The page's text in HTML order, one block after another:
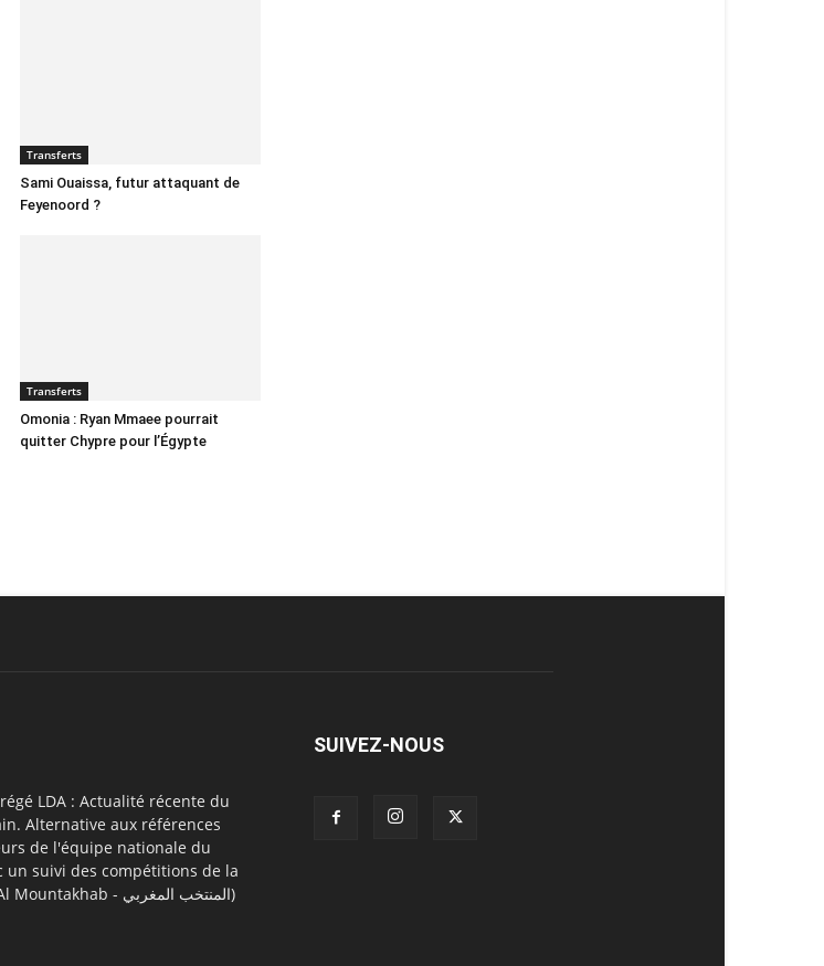
Transferts
Sami Ouaissa, futur attaquant de
Feyenoord ?
Transferts
Omonia : Ryan Mmaee pourrait
quitter Chypre pour l’Égypte
LDA : Actualité récente du
Alternative aux références
de l'équipe nationale du
un suivi des compétitions de la
CAF et FIFA. (أسود الأطلس - Al Mountakhab - المنتخب المغربي)
SUIVEZ-NOUS